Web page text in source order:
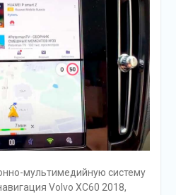
мультимедийную систему
Volvo XC60 2018,